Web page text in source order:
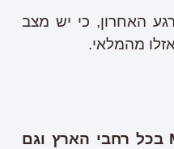
האחרון, כי יש מצב
מהמלאי.
בכל רחבי הארץ וגם